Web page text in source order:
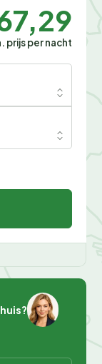
prijs per nacht